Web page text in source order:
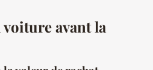
avant la